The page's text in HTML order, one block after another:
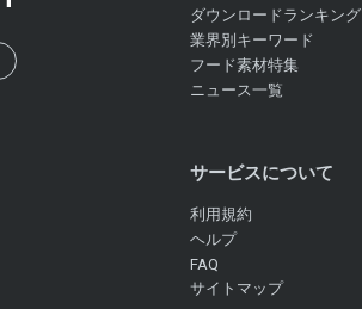
ダウンロードランキング
業界別キーワード
フード素材特集
ニュース一覧
サービスについて
利用規約
ヘルプ
FAQ
サイトマップ